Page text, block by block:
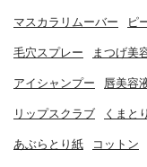
マスカラリムーバー ピ
毛穴スプレー まつげ美
アイシャンプー 唇美容
リップスクラブ くまと
あぶらとり紙 コットン